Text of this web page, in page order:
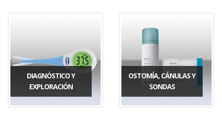
DIAGNÓSTICO Y
EXPLORACIÓN
OSTOMÍA, CÁNULAS Y
SONDAS